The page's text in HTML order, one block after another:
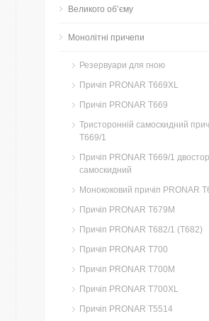
Великого об’єму
Монолітні причепи
Резервуари для гною
Причіп PRONAR T669XL
Причіп PRONAR T669
Тристоронній самоскидний
T669/1
Причіп PRONAR T669/1
самоскидний
Монококовий причіп PRONAR
Причіп PRONAR T679M
Причіп PRONAR T682/1 (T682)
Причіп PRONAR T700
Причіп PRONAR T700M
Причіп PRONAR T700XL
Причіп PRONAR T5514